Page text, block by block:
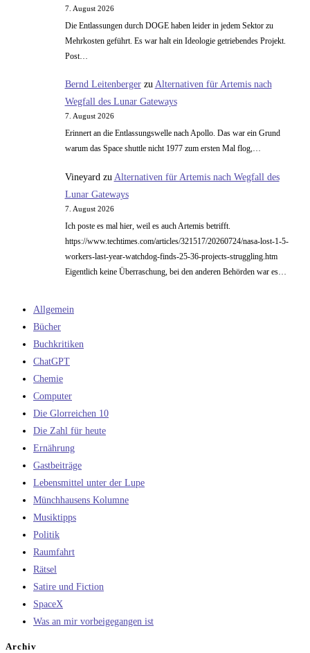
7. August 2026
Die Entlassungen durch DOGE haben leider in jedem Sektor zu
Mehrkosten geführt. Es war halt ein Ideologie getriebendes Projekt.
Post…
Bernd Leitenbergerzu Alternativen für Artemis nach
Wegfall des Lunar Gateways
7. August 2026
Erinnert an die Entlassungswelle nach Apollo. Das war ein Grund
warum das Space shuttle nicht 1977 zum ersten Mal flog,…
Vineyard zu Alternativen für Artemis nach Wegfall des
Lunar Gateways
7. August 2026
Ich poste es mal hier, weil es auch Artemis betrifft.
https://www.techtimes.com/articles/321517/20260724/nasa-lost-1-5-
workers-last-year-watchdog-finds-25-36-projects-struggling.htm
Eigentlich keine Überraschung, bei den anderen Behörden war es…
Allgemein
Bücher
Buchkritiken
ChatGPT
Chemie
Computer
Die Glorreichen 10
Die Zahl für heute
Ernährung
Gastbeiträge
Lebensmittel unter der Lupe
Münchhausens Kolumne
Musiktipps
Politik
Raumfahrt
Rätsel
Satire und Fiction
SpaceX
Was an mir vorbeigegangen ist
Archiv